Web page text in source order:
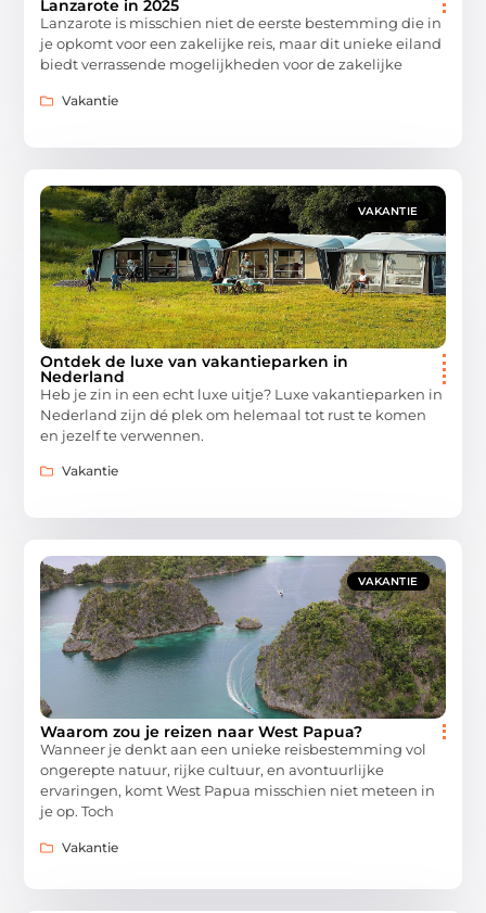
Lanzarote in 2025
Lanzarote is misschien niet de eerste bestemming die in
je opkomt voor een zakelijke reis, maar dit unieke eiland
biedt verrassende mogelijkheden voor de zakelijke
Vakantie
VAKANTIE
Ontdek de luxe van vakantieparken in
Nederland
Heb je zin in een echt luxe uitje? Luxe vakantieparken in
Nederland zijn dé plek om helemaal tot rust te komen
en jezelf te verwennen.
Vakantie
VAKANTIE
Waarom zou je reizen naar West Papua?
Wanneer je denkt aan een unieke reisbestemming vol
ongerepte natuur, rijke cultuur, en avontuurlijke
ervaringen, komt West Papua misschien niet meteen in
je op. Toch
Vakantie